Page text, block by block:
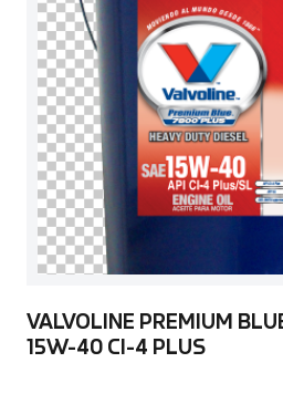
VALVOLINE PREMIUM
15W-40 CI-4 PLUS